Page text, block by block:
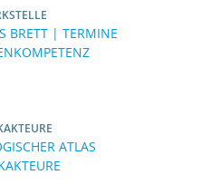
BRETT | TERMINE
ATLAS